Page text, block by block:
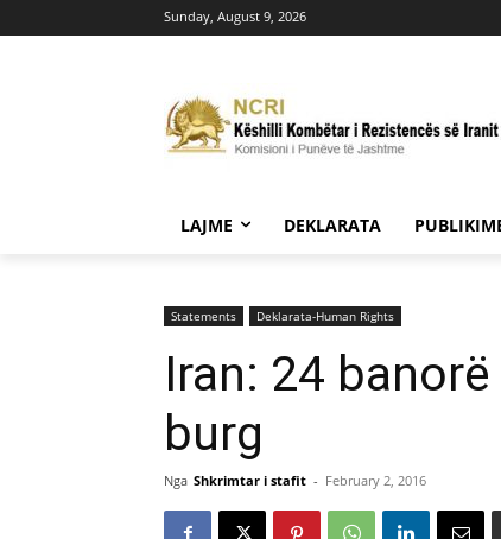
Sunday, August 9, 2026
LAJME DEKLARATA
Statements Deklarata-Human Rights
Iran: 24
burg
Nga Shkrimtar i stafit - February 2, 2016